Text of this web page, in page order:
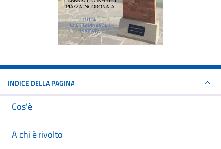
INDICE DELLA PAGINA
Cos'è
A chi è rivolto